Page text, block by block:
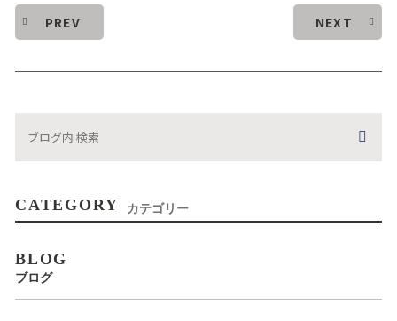
PREV NEXT
CATEGORY カテゴリー
BLOG
ブログ